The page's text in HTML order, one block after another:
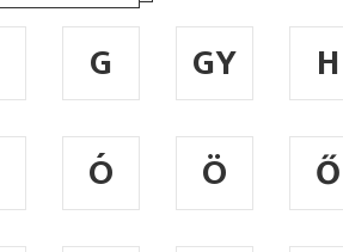
G GY
H
Ó Ö
Ő